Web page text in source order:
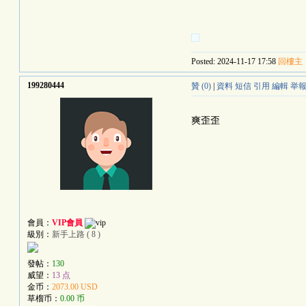
Posted: 2024-11-17 17:58 回樓主
199280444
會員： VIP會員
級別： 新手上路 ( 8 )
發帖： 130
威望： 13 点
金币： 2073.00 USD
草榴币： 0.00 币
贊 (0) 資料 短信 引用 編輯 举報
爽歪歪